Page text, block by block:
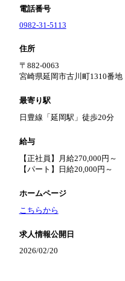
電話番号
0982-31-5113
住所
〒882-0063
宮崎県延岡市古川町1310番地
最寄り駅
日豊線「延岡駅」徒歩20分
給与
【正社員】月給270,000円～
【パート】日給20,000円～
ホームページ
こちらから
求人情報公開日
2026/02/20